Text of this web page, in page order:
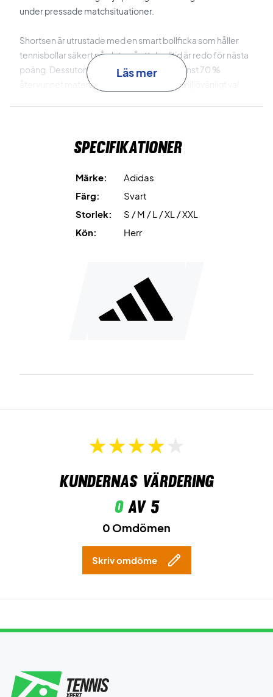
under pressade matchsituationer.
Shortsen är utrustade med en smart bollficka som håller
tennisbollar säkert på plats, så att du alltid är redo för nästa
poäng. Dessutom är de tillverkade med minst 70 %
återvunnet material, vilket gör dem till ett miljövänligt val
en stilren, svart design, så att du både ser bra ut och känner
Adidas Ergo Shorts idag!
Material: 84 % återvunnen polyester, 16 % elastan.
Läs mer
Specifikationer
Märke:
Adidas
Färg:
Svart
Storlek:
S / M / L / XL / XXL
Kön:
Herr
Kundernas värdering
0av 5
0 Omdömen
Skriv omdöme